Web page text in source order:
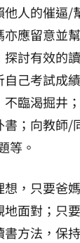
人的催逼/
亦應留意並
探討有效的
己考試成
臨渴掘井
；向教師/
等。
，只要爸
面對；只
書方法，保